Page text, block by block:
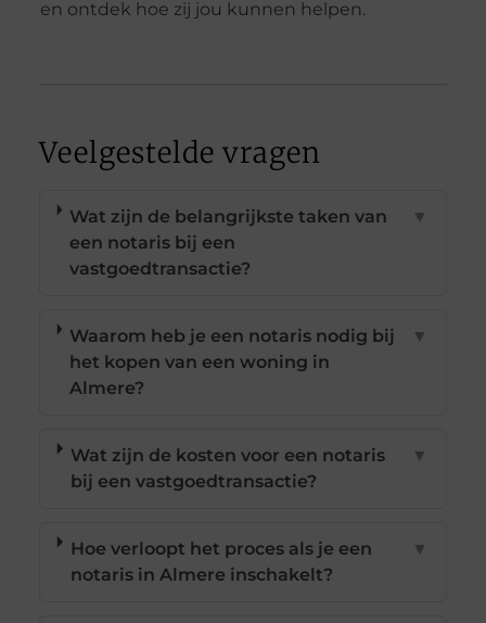
en ontdek hoe zij jou kunnen helpen.
Veelgestelde vragen
Wat zijn de belangrijkste taken van
een notaris bij een
vastgoedtransactie?
▼
Waarom heb je een notaris nodig bij
het kopen van een woning in
Almere?
▼
Wat zijn de kosten voor een notaris
bij een vastgoedtransactie?
▼
Hoe verloopt het proces als je een
notaris in Almere inschakelt?
▼